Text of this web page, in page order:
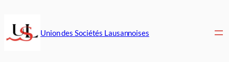
contenu
Union des Sociétés Lausannoises